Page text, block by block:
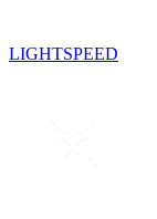
LIGHTSPEED